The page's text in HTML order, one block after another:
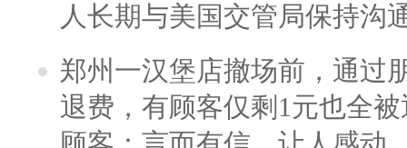
人长期与美国交管局保持沟
郑州一汉堡店撤场前，通过
退费，有顾客仅剩1元也全